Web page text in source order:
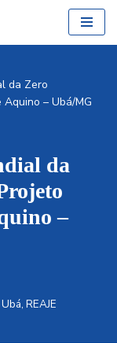
da Zero
– Ubá/MG
da
–
, REAJE